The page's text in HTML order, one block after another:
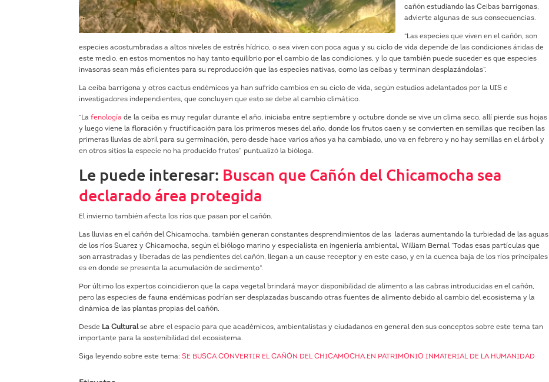
cañón estudiando las Ceibas barrigonas,
advierte algunas de sus consecuencias.
“Las especies que viven en el cañón, son
especies acostumbradas a altos niveles de estrés hídrico, o sea viven con poca agua y su ciclo de vida depende de las condiciones áridas de
este medio, en estos momentos no hay tanto equilibrio por el cambio de las condiciones, y lo que también puede suceder es que especies
invasoras sean más eficientes para su reproducción que las especies nativas, como las ceibas y terminan desplazándolas”.
La ceiba barrigona y otros cactus endémicos ya han sufrido cambios en su ciclo de vida, según estudios adelantados por la UIS e
investigadores independientes, que concluyen que esto se debe al cambio climático.
“Lafenología de la ceiba es muy regular durante el año, iniciaba entre septiembre y octubre donde se vive un clima seco, allí pierde sus hojas
y luego viene la floración y fructificación para los primeros meses del año, donde los frutos caen y se convierten en semillas que reciben las
primeras lluvias de abril para su germinación, pero desde hace varios años ya ha cambiado, uno va en febrero y no hay semillas en el árbol y
en otros sitios la especie no ha producido frutos” puntualizó la bióloga.
Le puede interesar: Buscan que Cañón del Chicamocha sea
declarado área protegida
El invierno también afecta los ríos que pasan por el cañón.
Las lluvias en el cañón del Chicamocha, también generan constantes desprendimientos de las laderas aumentando la turbiedad de las aguas
de los ríos Suarez y Chicamocha, según el biólogo marino y especialista en ingeniería ambiental, William Bernal “Todas esas partículas que
son arrastradas y liberadas de las pendientes del cañón, llegan a un cause receptor y en este caso, y en la cuenca baja de los ríos principales
es en donde se presenta la acumulación de sedimento”.
Por último los expertos coincidieron que la capa vegetal brindará mayor disponibilidad de alimento a las cabras introducidas en el cañón,
pero las especies de fauna endémicas podrían ser desplazadas buscando otras fuentes de alimento debido al cambio del ecosistema y la
dinámica de las plantas propias del cañón.
Desde La Culturalse abre el espacio para que académicos, ambientalistas y ciudadanos en general den sus conceptos sobre este tema tan
importante para la sostenibilidad del ecosistema.
Siga leyendo sobre este tema:SE BUSCA CONVERTIR EL CAÑÓN DEL CHICAMOCHA EN PATRIMONIO INMATERIAL DE LA HUMANIDAD